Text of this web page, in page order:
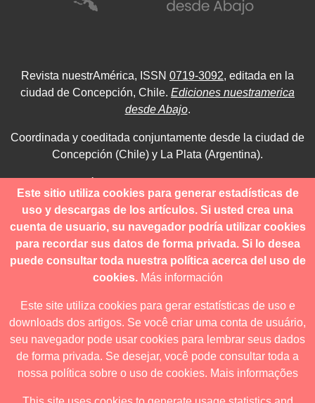
Revista nuestrAmérica, ISSN 0719-3092, editada en la
ciudad de Concepción, Chile. Ediciones nuestramerica
desde Abajo.
Coordinada y coeditada conjuntamente desde la ciudad de
Concepción (Chile) y La Plata (Argentina).
contacto@revistanuestramerica.cl
Toda comunicación respecto a los envíos se deben realizar
a través del OJS.
Revista nuestrAmérica publica exclusivamente bajo una
licencia internacional
Creative Commons Atribución-
NoComercial-CompartirIgual 4.0 .
Este sitio utiliza cookies para generar estadísticas de
uso y descargas de los artículos. Si usted crea una
cuenta de usuario, su navegador podría utilizar cookies
para recordar sus datos de forma privada. Si lo desea
puede consultar toda nuestra política acerca del uso de
cookies. Más información
Este site utiliza cookies para gerar estatísticas de uso e
downloads dos artigos. Se você criar uma conta de usuário,
seu navegador pode usar cookies para lembrar seus dados
de forma privada. Se desejar, você pode consultar toda a
nossa política sobre o uso de cookies. Mais informações